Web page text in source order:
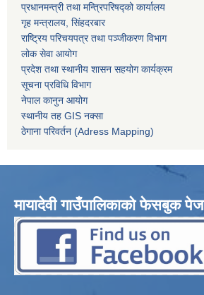
प्रधानमन्त्री तथा मन्त्रिपरिषद्को कार्यालय
गृह मन्त्रालय, सिंहदरबार
राष्ट्रिय परिचयपत्र तथा पञ्जीकरण विभाग
लोक सेवा आयोग
प्रदेश तथा स्थानीय शासन सहयोग कार्यक्रम
सूचना प्रविधि विभाग
नेपाल कानुन आयोग
स्थानीय तह GIS नक्सा
ठेगाना परिवर्तन (Adress Mapping)
मायादेवी गाउँपालिकाको फेसबुक पेज